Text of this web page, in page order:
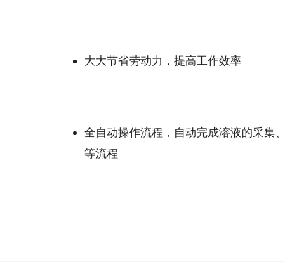
大大节省劳动力，提高工作效率
全自动操作流程，自动完成溶液的采集
等流程